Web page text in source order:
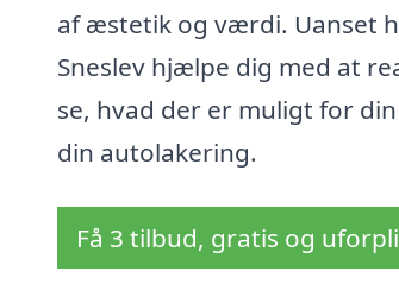
af æstetik og værdi. Uanset
Sneslev hjælpe dig med at
se, hvad der er muligt for
din autolakering.
Få 3 tilbud, gratis og